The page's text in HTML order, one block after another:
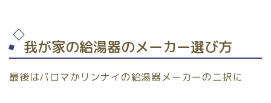
我が家の給湯器のメーカー選び方
最後はパロマかリンナイの給湯器メーカーの二択に